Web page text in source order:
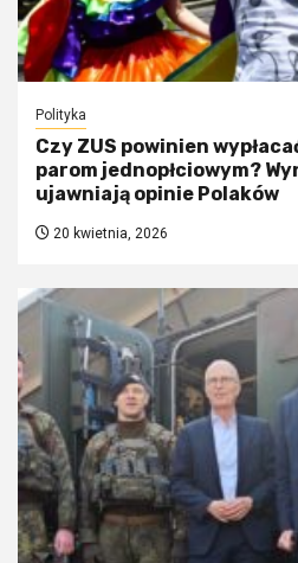
Polityka
Czy ZUS powinien
parom jednopłciowym?
ujawniają opinie Polaków
20 kwietnia, 2026